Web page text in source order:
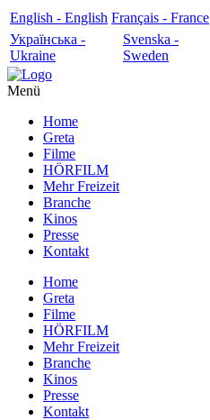
English - English Français - France
Українська -
Ukraine
Svenska -
Sweden
Menü
Home
Greta
Filme
HÖRFILM
Mehr Freizeit
Branche
Kinos
Presse
Kontakt
Home
Greta
Filme
HÖRFILM
Mehr Freizeit
Branche
Kinos
Presse
Kontakt